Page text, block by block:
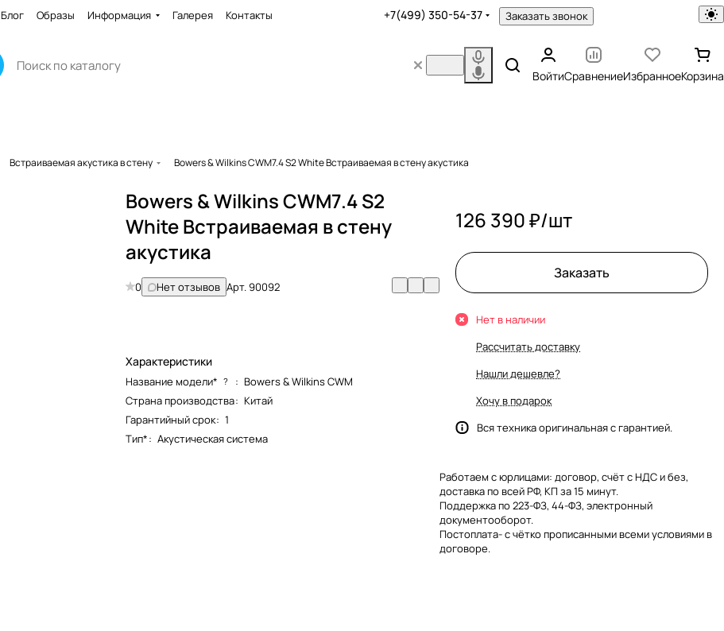
Блог Образы Информация Галерея Контакты +7(499) 350-54-37 Заказать звонок
ВойтиСравнениеИзбранноеКорзина
Встраиваемая акустика в стену Bowers & Wilkins CWM7.4 S2 White Встраиваемая в стену акустика
Bowers & Wilkins CWM7.4 S2
White Встраиваемая в стену
акустика
0 Нет отзывов Арт.90092
Характеристики
Название модели* ? : Bowers & Wilkins CWM
Страна производства: Китай
Гарантийный срок: 1
Тип*: Акустическая система
126 390 ₽/шт
Заказать
Нет в наличии
Рассчитать доставку
Нашли дешевле?
Хочу в подарок
Вся техника оригинальная с гарантией.
Работаем с юрлицами: договор, счёт с НДС и без,
доставка по всей РФ, КП за 15 минут.
Поддержка по 223-ФЗ, 44-ФЗ, электронный
документооборот.
Постоплата- с чётко прописанными всеми условиями в
договоре.